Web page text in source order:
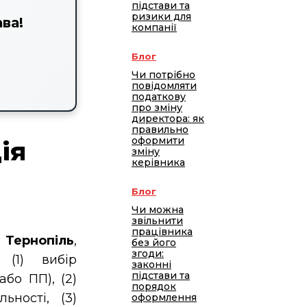
,
(1) вибір
ПП), (2)
(3)
підстави та
ризики для
компанії
Блог
Чи потрібно
повідомляти
податкову
про зміну
директора: як
правильно
оформити
зміну
керівника
Блог
Чи можна
звільнити
працівника
без його
згоди:
законні
підстави та
порядок
оформлення